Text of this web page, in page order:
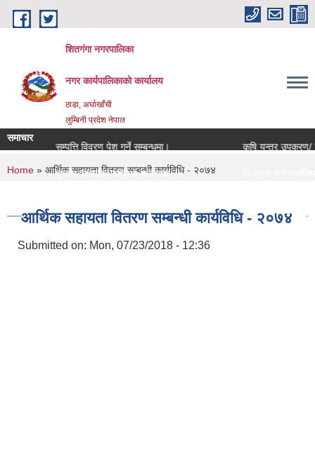
Skip to main content
शितगंगा नगरपालिका
नगर कार्यपालिकाकाे कार्यालय
ठाडा, अर्घाखाँची
लुम्बिनी प्रदेश नेपाल
समाचार
सम्पत्ति विवरण पेश गर्ने सम्बन्धमा।
कृषि यन्त्र उपकरण/
सूचना प्रकाशन गरिएको सम्बन्धमा ।।।
You are here
Home » आर्थिक सहायता वितरण सम्बन्धी कार्यविधि - २०७४
आर्थिक सहायता वितरण सम्बन्धी कार्यविधि - २०७४
Submitted on: Mon, 07/23/2018 - 12:36